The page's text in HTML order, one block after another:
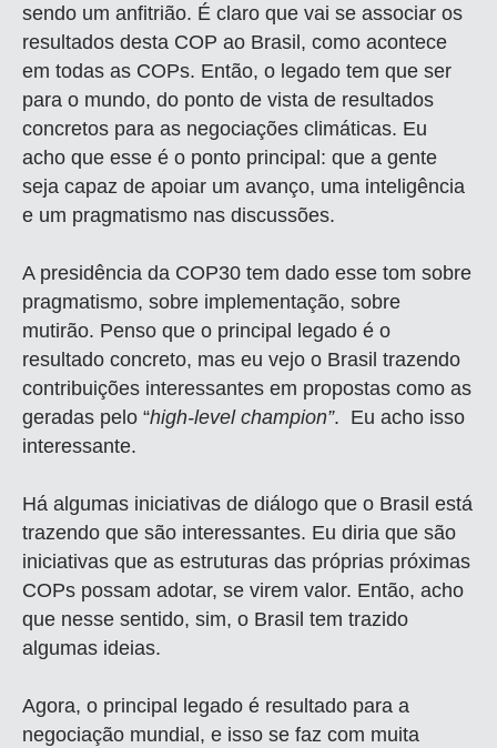
sendo um anfitrião. É claro que vai se associar os
resultados desta COP ao Brasil, como acontece
em todas as COPs. Então, o legado tem que ser
para o mundo, do ponto de vista de resultados
concretos para as negociações climáticas. Eu
acho que esse é o ponto principal: que a gente
seja capaz de apoiar um avanço, uma inteligência
e um pragmatismo nas discussões.
A presidência da COP30 tem dado esse tom sobre
pragmatismo, sobre implementação, sobre
mutirão. Penso que o principal legado é o
resultado concreto, mas eu vejo o Brasil trazendo
contribuições interessantes em propostas como as
geradas pelo “high-level champion”. Eu acho isso
interessante.
Há algumas iniciativas de diálogo que o Brasil está
trazendo que são interessantes. Eu diria que são
iniciativas que as estruturas das próprias próximas
COPs possam adotar, se virem valor. Então, acho
que nesse sentido, sim, o Brasil tem trazido
algumas ideias.
Agora, o principal legado é resultado para a
negociação mundial, e isso se faz com muita